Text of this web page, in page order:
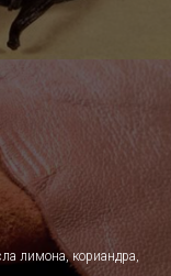
лимона, кориандра,